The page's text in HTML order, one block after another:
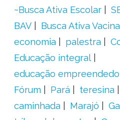
~Busca Ativa Escolar
BAV
Busca Ativa
economia
palestra
Educação integral
educação
Fórum
Pará teresina
caminhada
Marajó